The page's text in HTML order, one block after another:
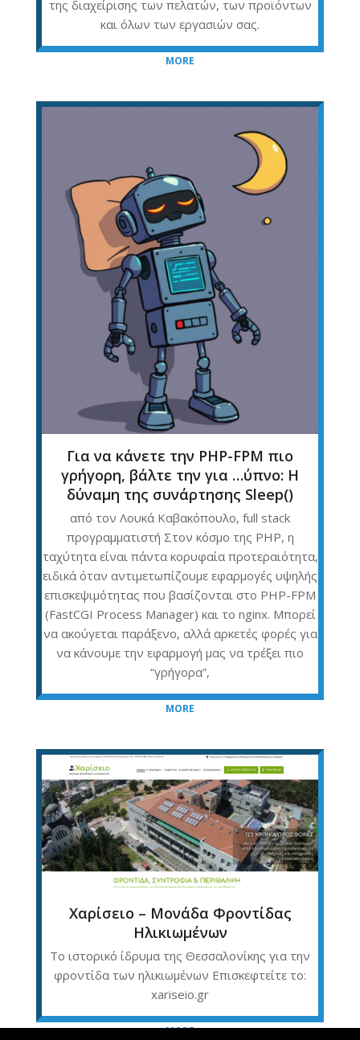
της διαχείρισης των πελατών, των προϊόντων
και όλων των εργασιών σας.
MORE
Για να κάνετε την PHP-FPM πιο
γρήγορη, βάλτε την για …ύπνο: Η
δύναμη της συνάρτησης Sleep()
από τον Λουκά Καβακόπουλο, full stack
προγραμματιστή Στον κόσμο της PHP, η
ταχύτητα είναι πάντα κορυφαία προτεραιότητα,
ειδικά όταν αντιμετωπίζουμε εφαρμογές υψηλής
επισκεψιμότητας που βασίζονται στο PHP-FPM
(FastCGI Process Manager) και το nginx. Μπορεί
να ακούγεται παράξενο, αλλά αρκετές φορές για
να κάνουμε την εφαρμογή μας να τρέξει πιο
“γρήγορα”,
MORE
Χαρίσειο – Μονάδα Φροντίδας
Ηλικιωμένων
Το ιστορικό ίδρυμα της Θεσσαλονίκης για την
φροντίδα των ηλικιωμένων Επισκεφτείτε το:
xariseio.gr
MORE